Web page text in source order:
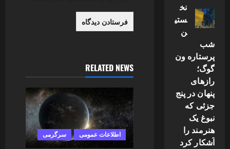
RELATED NEWS
اطلاعات عمومی سرگرمی
نخ
ستی
ن
شب
پرستاره ون
گوگ؛
رازهای
پنهان در پنج
جزئی که
نبوغ یک
هنرمند را
آشکار کرد